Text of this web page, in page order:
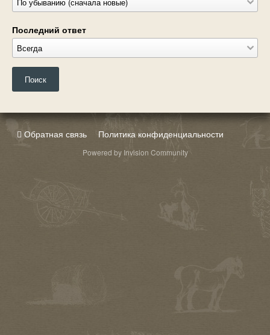
Последний ответ
Поиск
Обратная связь Политика конфиденциальности
Powered by Invision Community